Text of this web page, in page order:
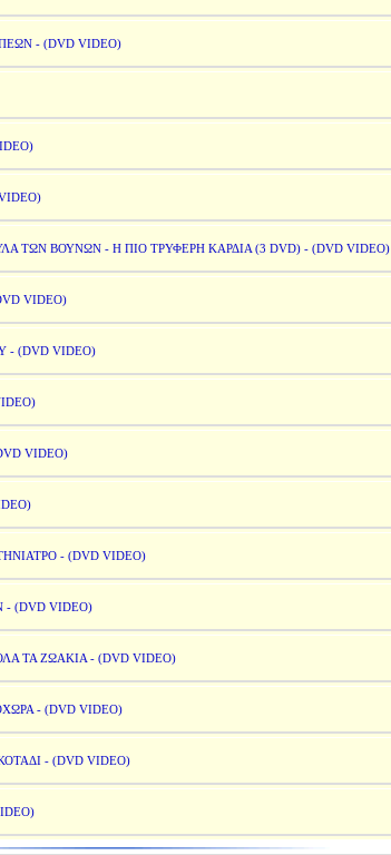
- (DVD VIDEO)
ΤΩΝ ΒΟΥΝΩΝ - Η ΠΙΟ ΤΡΥΦΕΡΗ ΚΑΡΔΙΑ (3 DVD) - (DVD VIDEO)
VIDEO)
- (DVD VIDEO)
VIDEO)
- (DVD VIDEO)
(DVD VIDEO)
ΤΑ ΖΩΑΚΙΑ - (DVD VIDEO)
- (DVD VIDEO)
- (DVD VIDEO)